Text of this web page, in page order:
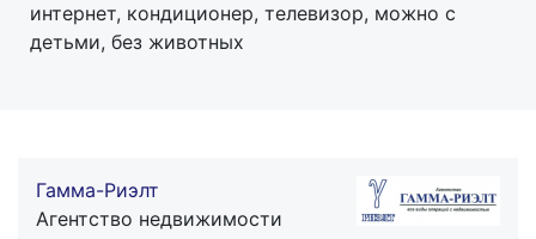
интернет, кондиционер, телевизор, можно с
детьми, без животных
Гамма-Риэлт
Агентство недвижимости